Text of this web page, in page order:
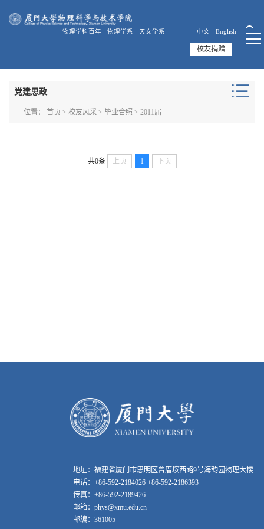
物理学科百年 物理学系 天文学系 ｜ 中文 English
校友捐赠
党建思政
位置： 首页 > 校友风采> 毕业合照 > 2011届
共0条 上页 1 下页
地址：福建省厦门市思明区曾厝垵西路9号海韵园物理大楼
电话：+86-592-2184026 +86-592-2186393
传真：+86-592-2189426
邮箱：phys@xmu.edu.cn
邮编：361005